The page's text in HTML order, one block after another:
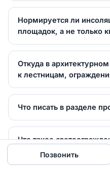
Нормируется ли
площадок, а не только
Откуда в
к лестницам,
Что писать в разделе
Что такое
закладывают в раздел?
Позвонить